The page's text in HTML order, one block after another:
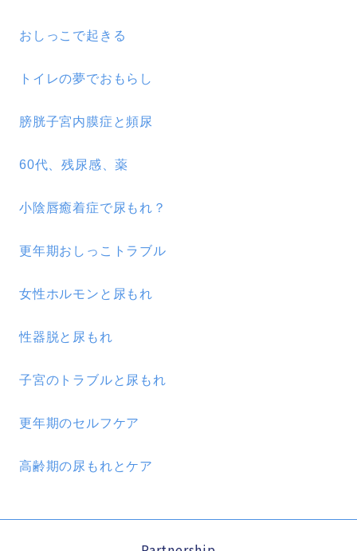
おしっこで起きる
トイレの夢でおもらし
膀胱子宮内膜症と頻尿
60代、残尿感、薬
小陰唇癒着症で尿もれ？
更年期おしっこトラブル
女性ホルモンと尿もれ
性器脱と尿もれ
子宮のトラブルと尿もれ
更年期のセルフケア
高齢期の尿もれとケア